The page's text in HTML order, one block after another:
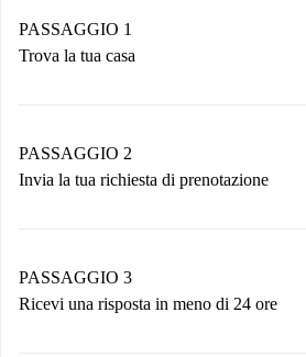
PASSAGGIO 1
Trova la tua casa
Hai tutte le informazioni necessarie
PASSAGGIO 2
Invia la tua richiesta di prenotazione
non accetta.
PASSAGGIO 3
Ricevi una risposta in meno di 24 ore